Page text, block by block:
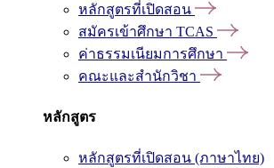
หลักสูตรที่เปิดสอน
สมัครเข้าศึกษา TCAS
ค่าธรรมเนียมการศึกษา
คณะและสำนักวิชา
หลักสูตร
หลักสูตรที่เปิดสอน (ภาษาไทย)